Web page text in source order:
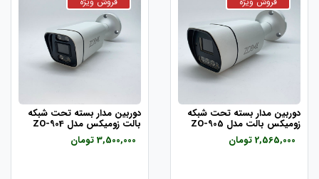
دوربین مدار بسته تحت شبکه
زومیکس بالت مدل ZO-905
2,565,000 تومان
دوربین مدار بسته تحت شبکه
بالت زومیکس مدل ZO-904
3,500,000 تومان